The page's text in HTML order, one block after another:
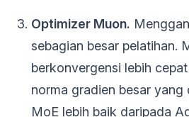
Optimizer Muon.
sebagian besar pelatihan.
berkonvergensi lebih
norma gradien besar yang
MoE lebih baik daripada